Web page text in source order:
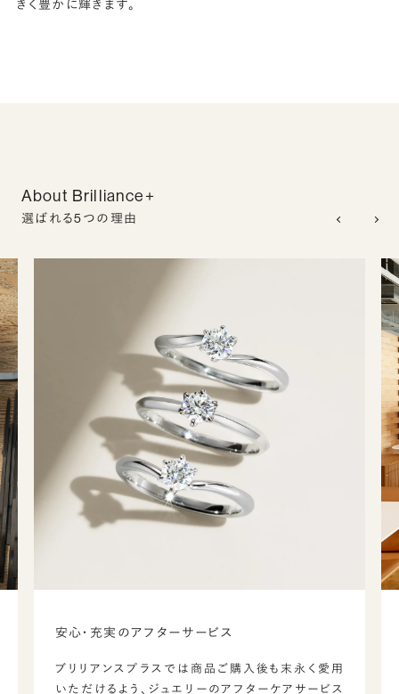
きく豊かに輝きます。
About Brilliance+
選ばれる5つの理由
安心・充実のアフターサービス
ブリリアンスプラスでは商品ご購入後も末永く愛用
いただけるよう、ジュエリーのアフターケアサービス